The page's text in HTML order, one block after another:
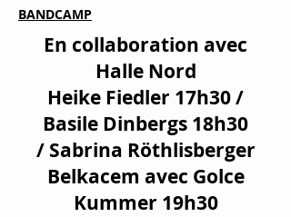
BANDCAMP
En collaboration avec
Halle Nord
Heike Fiedler 17h30 /
Basile Dinbergs 18h30
/ Sabrina Röthlisberger
Belkacem avec Golce
Kummer 19h30